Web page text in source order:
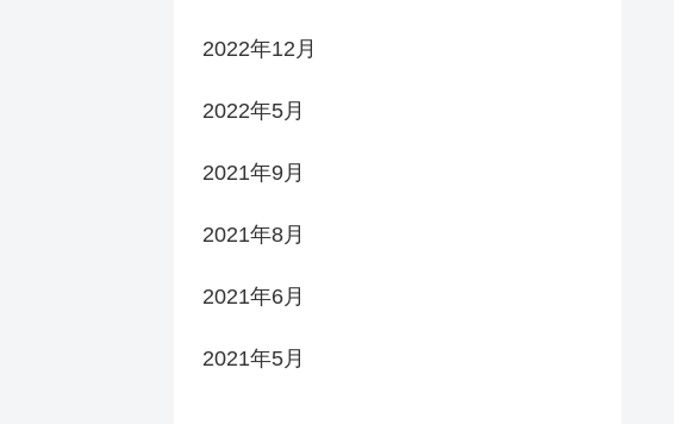
2022年12月
2022年5月
2021年9月
2021年8月
2021年6月
2021年5月